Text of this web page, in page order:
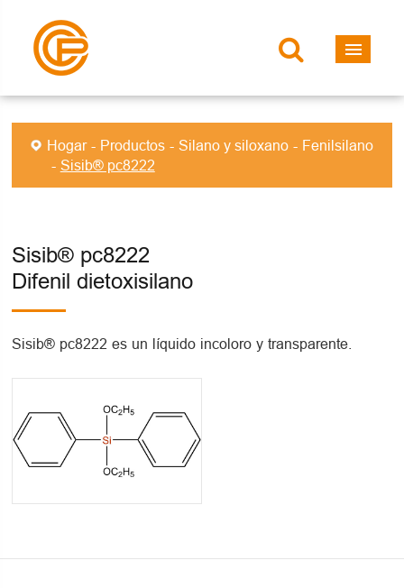
Hogar Productos Silano y siloxano
Fenilsilano
Sisib® pc8222
Sisib® pc8222
Difenil dietoxisilano
Sisib® pc8222 es un líquido incoloro y transparente.